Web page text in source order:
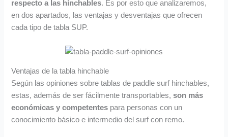
respecto a las hinchables. Es por esto que analizaremos,
en dos apartados, las ventajas y desventajas que ofrecen
cada tipo de tabla SUP.
Ventajas de la tabla hinchable
Según las opiniones sobre tablas de paddle surf hinchables,
estas, además de ser fácilmente transportables,son más
económicas y competentes para personas con un
conocimiento básico e intermedio del surf con remo.